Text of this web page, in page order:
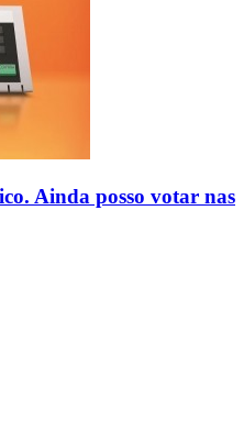
Ainda posso votar nas